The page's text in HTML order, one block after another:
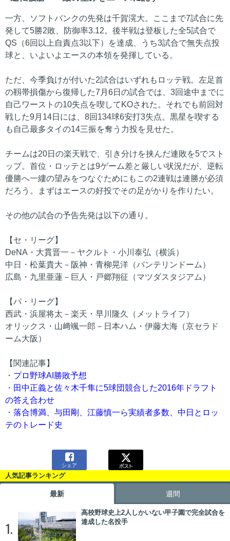
一方、ソフトバンクの先発は千賀滉大。ここまで7試合に先
発して5勝2敗、防御率3.12。後半戦は登板した全5試合で
QS（6回以上自責点3以下）を達成、うち3試合で無失点投
球と、いよいよエースの本領を発揮している。
ただ、今季負けが付いた2試合はいずれもロッテ戦。左足首
の靱帯損傷から復帰した7月6日の試合では、3回途中までに
自己ワーストの10失点を喫してKOされた。それでも前回対
戦した9月14日には、8回134球6安打3失点。黒星を喫する
も自己最多タイの14三振を奪う力投を見せた。
チームは20日の楽天戦で、引き分けを挟んだ連敗を5でスト
ップ。首位・ロッテとは9ゲーム差と厳しい状況だが、逆転
優勝へ一縷の望みをつなぐためにもこの2連戦は連勝が必須
だろう。まずはエースの好投でその足がかりを作りたい。
その他の試合の予告先発は以下の通り。
【セ・リーグ】
DeNA・大貫晋一－ヤクルト・小川泰弘（横浜）
中日・松葉貴大－阪神・青柳晃洋（バンテリンドーム）
広島・九里亜蓮－巨人・戸郷翔征（マツダスタジアム）
【パ・リーグ】
西武・浜屋将太－楽天・早川隆久（メットライフ）
オリックス・山﨑颯一郎－日本ハム・伊藤大海（京セラド
ーム大阪）
【関連記事】
・ プロ野球AI勝敗予想
・ 田中正義と佐々木千隼に5球団競合した2016年ドラフト
の答え合わせ
・ 落合博満、与田剛、江藤慎一ら実績者多数、中日とロッ
テのトレード史

シェア
人気記事ランキング
最新 週間
1.
高校野球史上2人しかいない甲子園で完全試合を
達成した名投手